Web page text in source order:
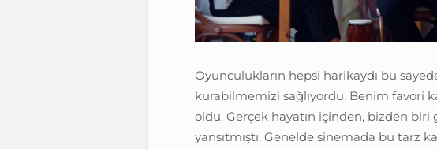
Oyunculukların hepsi harikaydı bu
kurabilmemizi sağlıyordu. Benim favori
oldu. Gerçek hayatın içinden, bizden
yansıtmıştı. Genelde sinemada bu tarz